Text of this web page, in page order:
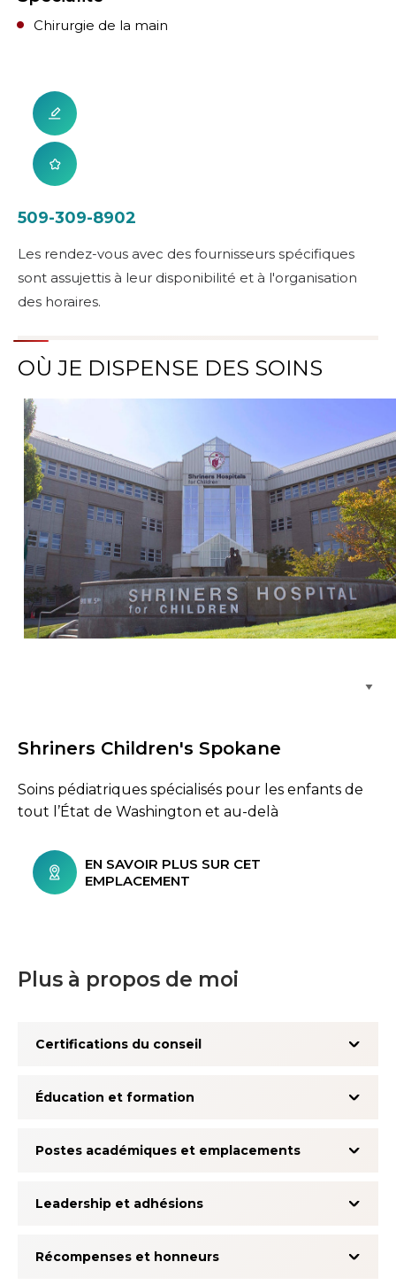
Chirurgie de la main
509-309-8902
Les rendez-vous avec des fournisseurs spécifiques
sont assujettis à leur disponibilité et à l'organisation
des horaires.
OÙ JE DISPENSE DES SOINS
Shriners Children's Spokane
Soins pédiatriques spécialisés pour les enfants de
tout l’État de Washington et au-delà
EN SAVOIR PLUS SUR CET
EMPLACEMENT
Plus à propos de moi
Certifications du conseil
Éducation et formation
Postes académiques et emplacements
Leadership et adhésions
Récompenses et honneurs